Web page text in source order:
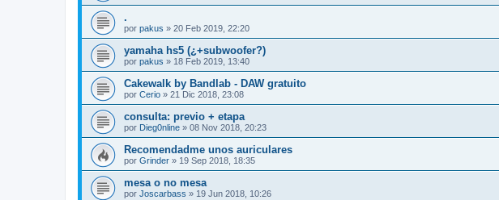
.
por pakus » 20 Feb 2019, 22:20
yamaha hs5 (¿+subwoofer?)
por pakus » 18 Feb 2019, 13:40
Cakewalk by Bandlab - DAW gratuito
por Cerio » 21 Dic 2018, 23:08
consulta: previo + etapa
por Dieg0nline » 08 Nov 2018, 20:23
Recomendadme unos auriculares
por Grinder » 19 Sep 2018, 18:35
mesa o no mesa
por Joscarbass » 19 Jun 2018, 10:26